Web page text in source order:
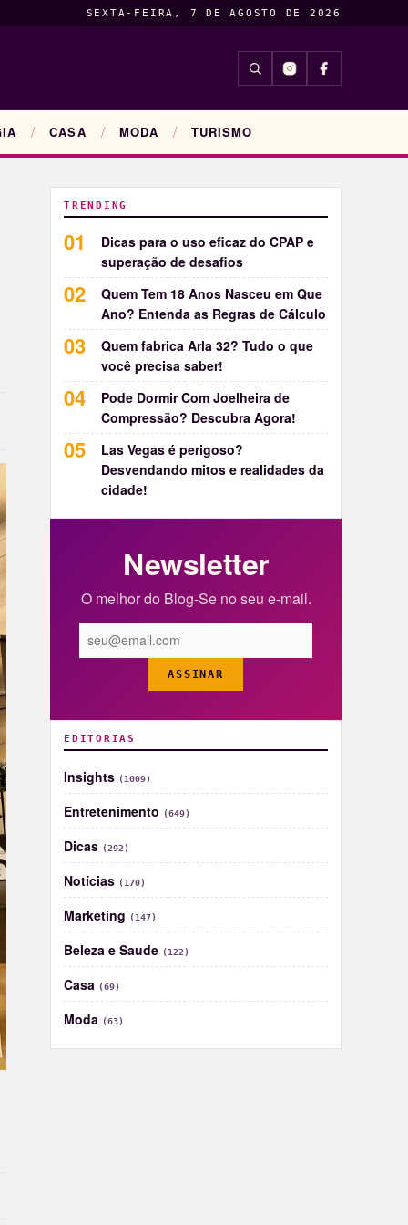
SEXTA-FEIRA, 7 DE AGOSTO DE 2026
CASA MODA TURISMO
INSIGHTS
TRENDING
Dicas para o uso eficaz do CPAP e
superação de desafios
Quem Tem 18 Anos Nasceu em Que
Ano? Entenda as Regras de Cálculo
Quem fabrica Arla 32? Tudo o que
você precisa saber!
Pode Dormir Com Joelheira de
Compressão? Descubra Agora!
Las Vegas é perigoso?
Desvendando mitos e realidades da
cidade!
Newsletter
O melhor do Blog-Se no seu e-mail.
ASSINAR
EDITORIAS
Insights (1009)
Entretenimento (649)
Dicas (292)
Notícias (170)
Marketing (147)
Beleza e Saude (122)
Casa (69)
Moda (63)